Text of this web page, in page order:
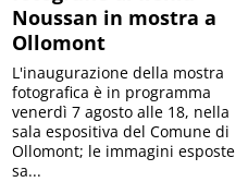
Noussan in mostra a
Ollomont
L'inaugurazione della mostra
fotografica è in programma
venerdì 7 agosto alle 18, nella
sala espositiva del Comune di
Ollomont; le immagini esposte
sa...